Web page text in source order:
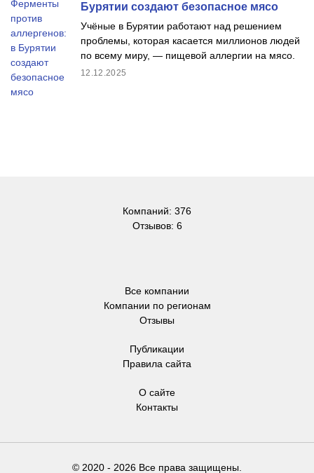
Бурятии создают безопасное мясо
Учёные в Бурятии работают над решением
проблемы, которая касается миллионов людей
по всему миру, — пищевой аллергии на мясо.
12.12.2025
Компаний: 376
Отзывов: 6
Все компании
Компании по регионам
Отзывы
Публикации
Правила сайта
О сайте
Контакты
© 2020 - 2026 Все права защищены.